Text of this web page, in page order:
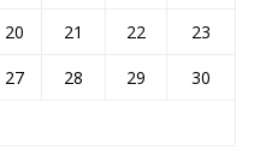
20 21 22
23
27 28 29
30